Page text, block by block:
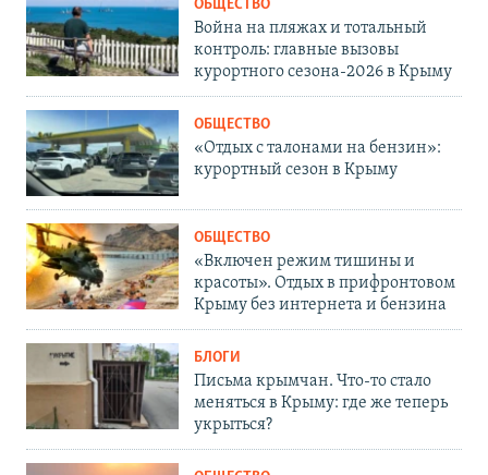
ОБЩЕСТВО
Война на пляжах и тотальный
контроль: главные вызовы
курортного сезона-2026 в Крыму
ОБЩЕСТВО
«Отдых с талонами на бензин»:
курортный сезон в Крыму
ОБЩЕСТВО
«Включен режим тишины и
красоты». Отдых в прифронтовом
Крыму без интернета и бензина
БЛОГИ
Письма крымчан. Что-то стало
меняться в Крыму: где же теперь
укрыться?